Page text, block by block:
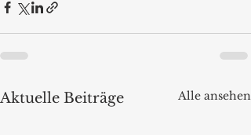
Aktuelle Beiträge Alle ansehen